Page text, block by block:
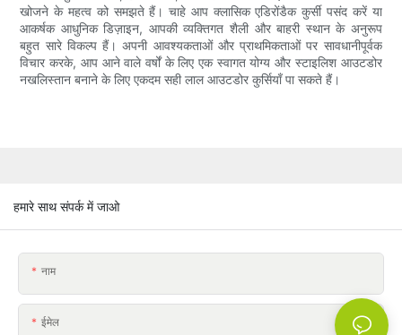
खोजने के महत्व को समझते हैं। चाहे आप क्लासिक एडिरोंडैक कुर्सी पसंद करें या
आकर्षक आधुनिक डिज़ाइन, आपकी व्यक्तिगत शैली और बाहरी स्थान के अनुरूप
बहुत सारे विकल्प हैं। अपनी आवश्यकताओं और प्राथमिकताओं पर सावधानीपूर्वक
विचार करके, आप आने वाले वर्षों के लिए एक स्वागत योग्य और स्टाइलिश आउटडोर
नखलिस्तान बनाने के लिए एकदम सही लाल आउटडोर कुर्सियाँ पा सकते हैं।
हमारे साथ संपर्क में जाओ
नाम
ईमेल